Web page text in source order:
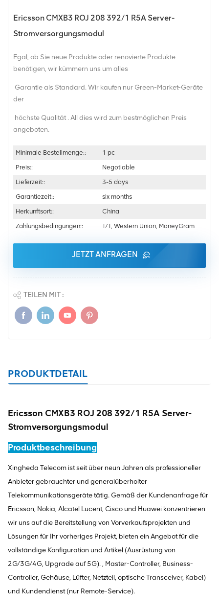
Ericsson CMXB3 ROJ 208 392/1 R5A Server-
Stromversorgungsmodul
Egal, ob Sie neue Produkte oder renovierte Produkte
benötigen, wir kümmern uns um alles
Garantie als Standard. Wir kaufen nur Green-Market-Geräte
der
höchste Qualität . All dies wird zum bestmöglichen Preis
angeboten.
Minimale Bestellmenge::
1 pc
Preis::
Negotiable
Lieferzeit::
3-5 days
Garantiezeit::
six months
Herkunftsort::
China
Zahlungsbedingungen::
T/T, Western Union, MoneyGram
JETZT ANFRAGEN
TEILEN MIT :
PRODUKTDETAIL
Ericsson CMXB3 ROJ 208 392/1 R5A Server-
Stromversorgungsmodul
Produktbeschreibung
Xingheda Telecom ist seit über neun Jahren als professioneller
Anbieter gebrauchter und generalüberholter
Telekommunikationsgeräte tätig. Gemäß der Kundenanfrage für
Ericsson, Nokia, Alcatel Lucent, Cisco und Huawei konzentrieren
wir uns auf die Bereitstellung von Vorverkaufsprojekten und
Lösungen für Ihr vorheriges Projekt, bieten ein Angebot für die
vollständige Konfiguration und Artikel (Ausrüstung von
2G/3G/4G, Upgrade auf 5G). , Master-Controller, Business-
Controller, Gehäuse, Lüfter, Netzteil, optische Transceiver, Kabel)
und Kundendienst (nur Remote-Service).